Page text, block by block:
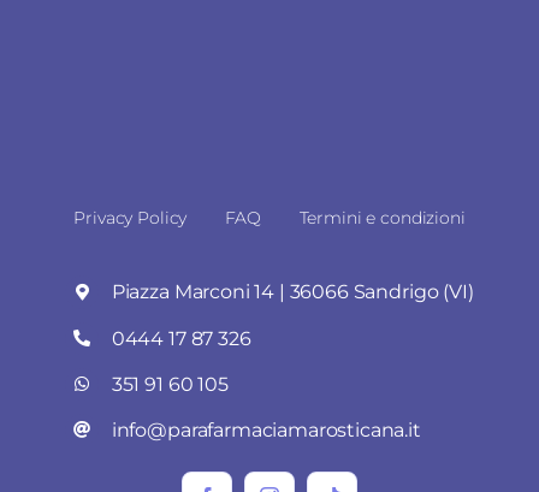
Piazza Marconi 14 | 36066 Sandrigo (VI)
0444 17 87 326
351 91 60 105
info@parafarmaciamarosticana.it
Privacy Policy FAQ Termini e condizioni